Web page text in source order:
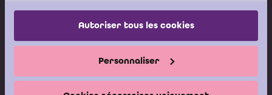
services.
Autoriser tous les cookies
Personnaliser
Boeken
Stel nu uw vraag aan de
Helpdesk van het ICCI